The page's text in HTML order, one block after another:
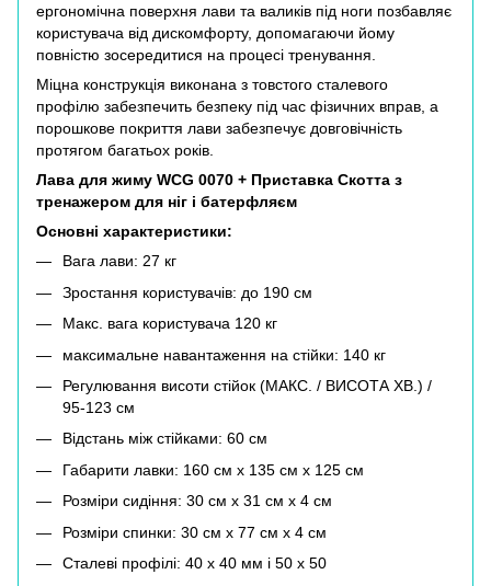
ергономічна поверхня лави та валиків під ноги позбавляє
користувача від дискомфорту, допомагаючи йому
повністю зосередитися на процесі тренування.
Міцна конструкція виконана з товстого сталевого
профілю забезпечить безпеку під час фізичних вправ, а
порошкове покриття лави забезпечує довговічність
протягом багатьох років.
Лава для жиму WCG 0070 + Приставка Скотта з
тренажером для ніг і батерфляєм
Основні характеристики:
Вага лави: 27 кг
Зростання користувачів: до 190 см
Макс. вага користувача 120 кг
максимальне навантаження на стійки: 140 кг
Регулювання висоти стійок (МАКС. / ВИСОТА ХВ.) /
95-123 см
Відстань між стійками: 60 см
Габарити лавки: 160 см х 135 см х 125 см
Розміри сидіння: 30 см х 31 см х 4 см
Розміри спинки: 30 см х 77 см х 4 см
Сталеві профілі: 40 x 40 мм і 50 х 50